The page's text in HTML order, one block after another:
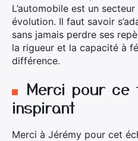
L’automobile est un
évolution. Il faut savoir
sans jamais perdre ses
la rigueur et la capacité à
différence.
Merci pour ce
inspirant
Merci à Jérémy pour cet